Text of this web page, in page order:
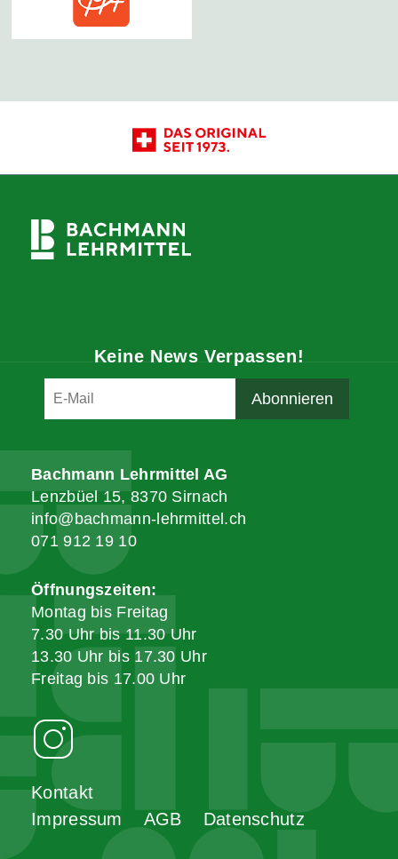
Keine News Verpassen!
Kontakt
Impressum
AGB Datenschutz
Bachmann Lehrmittel AG
Lenzbüel 15, 8370 Sirnach
info@bachmann-lehrmittel.ch
071 912 19 10
Öffnungszeiten:
Montag bis Freitag
7.30 Uhr bis 11.30 Uhr
13.30 Uhr bis 17.30 Uhr
Freitag bis 17.00 Uhr